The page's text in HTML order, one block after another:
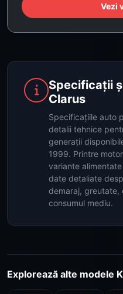
Vezi
Specificații
Clarus
Specificațiile auto
detalii tehnice
generații
1999. Printre
variante
date detaliate
demaraj, greutate,
consumul mediu.
Explorează alte modele